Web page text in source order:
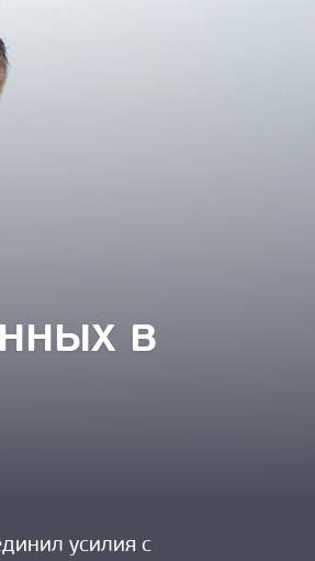
в
усилия с